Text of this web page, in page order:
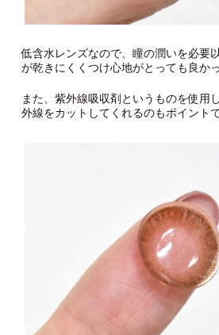
低含水レンズなので、瞳の潤いを必要
が乾きにくくつけ心地がとっても良か
また、紫外線吸収剤というものを使用
外線をカットしてくれるのもポイント